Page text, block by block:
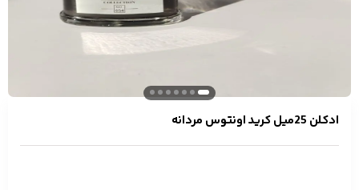
ادکلن 25میل کرید اونتوس مردانه